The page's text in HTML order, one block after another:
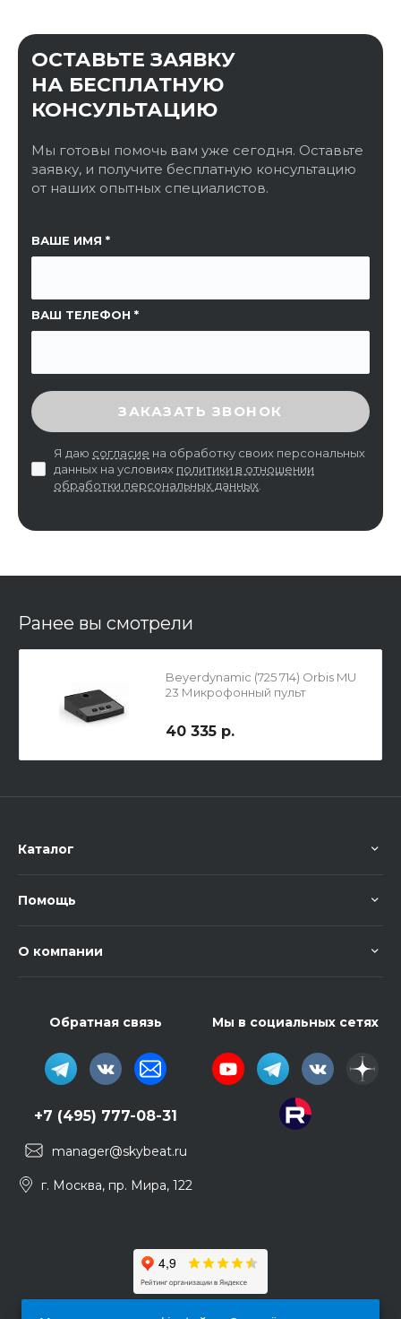
ОСТАВЬТЕ ЗАЯВКУ
НА БЕСПЛАТНУЮ
КОНСУЛЬТАЦИЮ
Мы готовы помочь вам уже сегодня. Оставьте
заявку, и получите бесплатную консультацию
от наших опытных специалистов.
ВАШЕ ИМЯ
ВАШ ТЕЛЕФОН
ССЫЛКА НА СТРАНИЦУ
ВВЕДИТЕ ПРОВЕРОЧНЫЙ КОД
ЗАКАЗАТЬ ЗВОНОК
Я даю согласие на обработку своих персональных
данных на условиях политики в отношении
обработки персональных данных
Ранее вы смотрели
Beyerdynamic (725 714) Orbis MU
23 Микрофонный пульт
40 335 р.
Каталог
Помощь
О компании
Обратная связь
+7 (495) 777-08-31
manager@skybeat.ru
г. Москва, пр. Мира, 122
Мы в социальных сетях